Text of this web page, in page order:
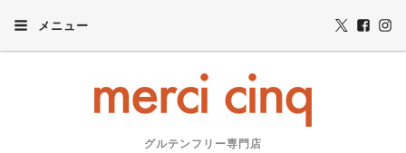
メニュー
グルテンフリー専門店